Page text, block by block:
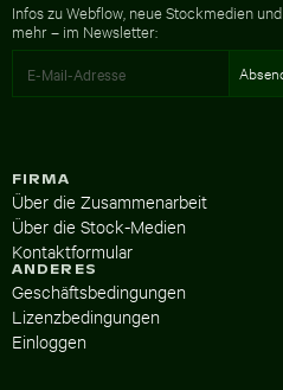
Infos zu Webflow, neue Stockmedien und
mehr – im Newsletter:
FIRMA
Über die Zusammenarbeit
Über die Stock-Medien
Kontaktformular
ANDERES
Geschäftsbedingungen
Lizenzbedingungen
Einloggen